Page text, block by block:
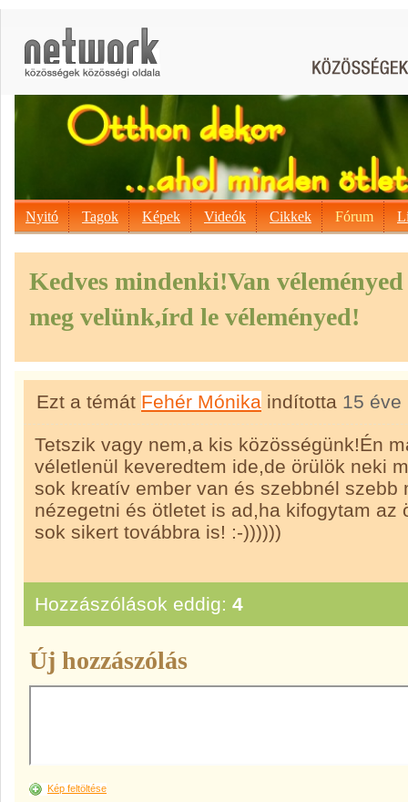
Nyitó Tagok Képek Videók Cikkek Fórum
Kedves mindenki!Van
meg velünk,írd le véleményed!
Ezt a témát Fehér Mónika indította 15 éve
Tetszik vagy nem,a kis közösségünk!Én
véletlenül keveredtem ide,de örülök neki
sok kreatív ember van és szebbnél szebb
nézegetni és ötletet is ad,ha kifogytam az
sok sikert továbbra is! :-))))))
Hozzászólások eddig: 4
Új hozzászólás
Kép feltöltése